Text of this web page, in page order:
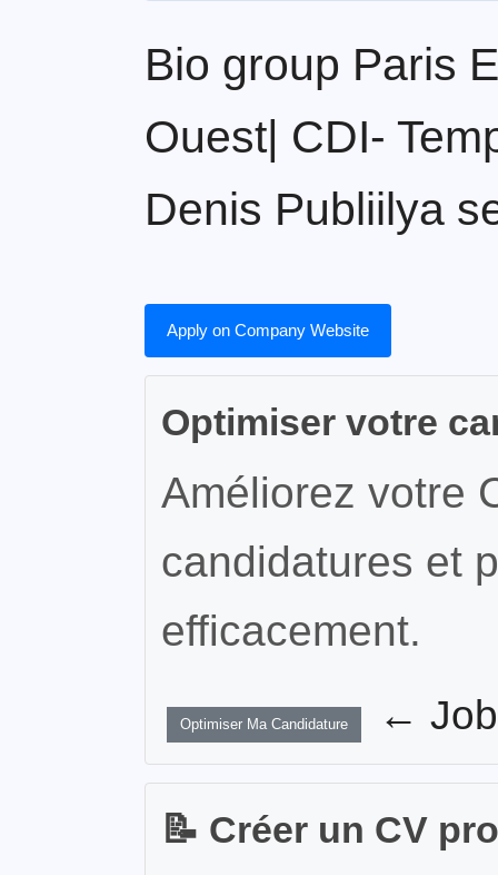
Bio group Paris
Ouest| CDI-
Denis Publiilya
Apply on Company Website
Optimiser votre
Améliorez votre
candidatures et
efficacement.
Optimiser Ma Candidature ←
📝 Créer un CV